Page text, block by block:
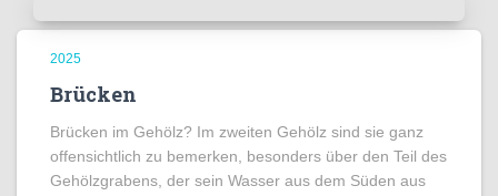
2025
Brücken
Brücken im Gehölz? Im zweiten Gehölz sind sie ganz
offensichtlich zu bemerken, besonders über den Teil des
Gehölzgrabens, der sein Wasser aus dem Süden aus